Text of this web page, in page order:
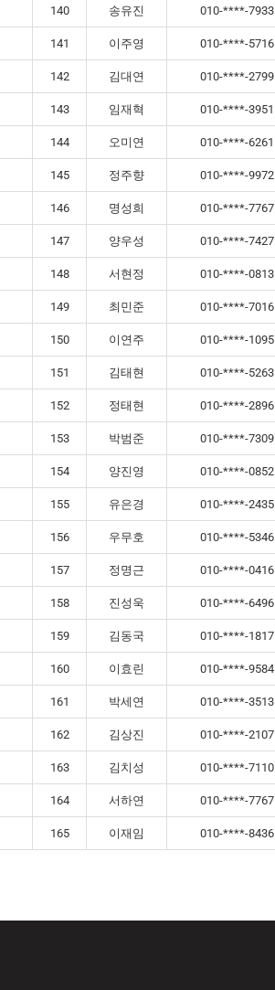
140 송유진 010-****-7933
141 이주영 010-****-5716
142 김대연 010-****-2799
143 임재혁 010-****-3951
144 오미연 010-****-6261
145 정주향 010-****-9972
146 명성희 010-****-7767
147 양우성 010-****-7427
148 서현정 010-****-0813
149 최민준 010-****-7016
150 이연주 010-****-1095
151 김태현 010-****-5263
152 정태현 010-****-2896
153 박범준 010-****-7309
154 양진영 010-****-0852
155 유은경 010-****-2435
156 우무호 010-****-5346
157 정명근 010-****-0416
158 진성욱 010-****-6496
159 김동국 010-****-1817
160 이효린 010-****-9584
161 박세연 010-****-3513
162 김상진 010-****-2107
163 김치성 010-****-7110
164 서하연 010-****-7767
165 이재임 010-****-8436